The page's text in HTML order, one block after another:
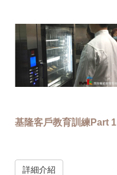
基隆客戶教育訓練Part 1
詳細介紹